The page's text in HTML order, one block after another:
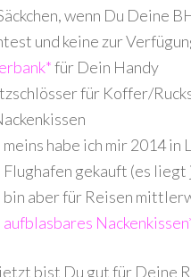
wenn Du Deine
und keine zur
für Dein Handy
für Koffer/
meins habe ich mir 2014 in
Flughafen gekauft (es
bin aber für Reisen
aufblasbares
bist Du gut für Deine